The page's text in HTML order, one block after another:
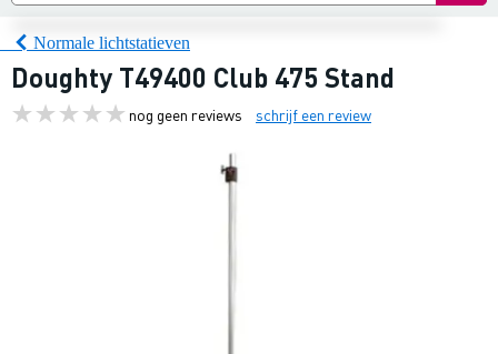
Normale lichtstatieven
Doughty T49400 Club 475 Stand
nog geen reviews schrijf een review